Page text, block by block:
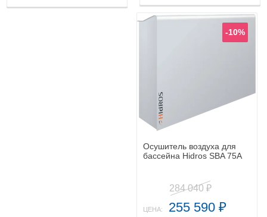
-10%
Осушитель воздуха для
бассейна Hidros SBA 75A
284 040 ₽
ЦЕНА: 255 590 ₽